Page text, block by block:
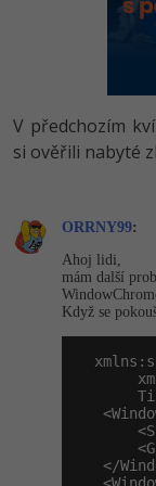
SQL a
Spring
Best
Python
MS-
SQLite
C#
Tester
Grafik
3D
Python
PHP
-
Swift
Kotlin
C -80%
Návrh
V předchozím
si ověřili nabyté
ORRNY99:
Ahoj lidi,
mám další
Když se
</